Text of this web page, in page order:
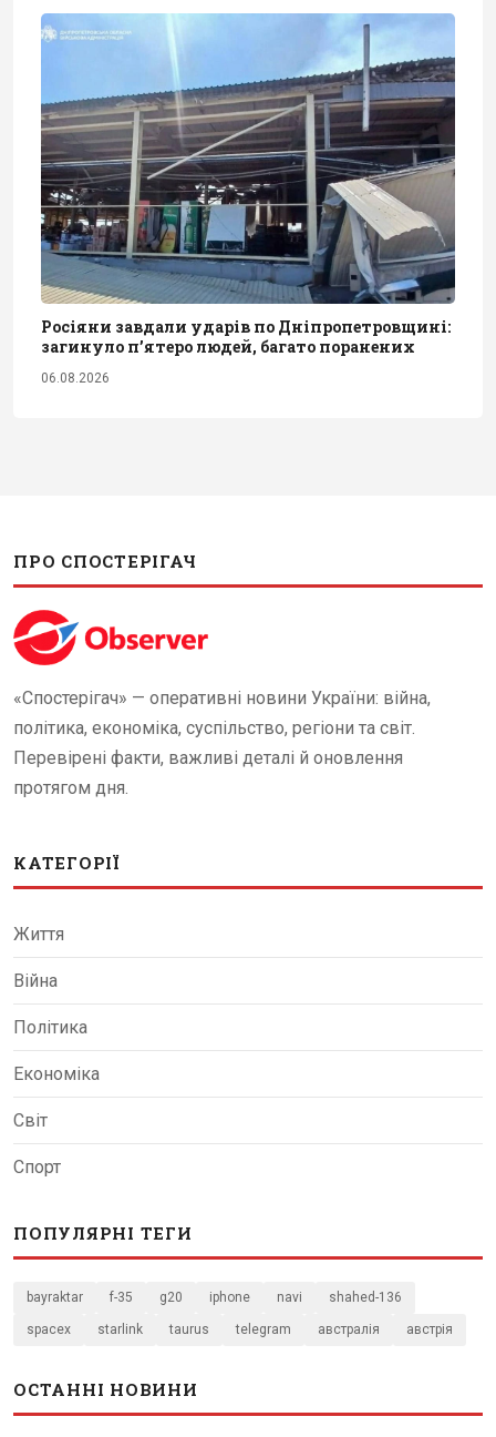
Росіяни завдали ударів по Дніпропетровщині:
загинуло пʼятеро людей, багато поранених
06.08.2026
ПРО СПОСТЕРІГАЧ
«Спостерігач» — оперативні новини України: війна,
політика, економіка, суспільство, регіони та світ.
Перевірені факти, важливі деталі й оновлення
протягом дня.
КАТЕГОРІЇ
Життя
Війна
Політика
Економіка
Світ
Спорт
ПОПУЛЯРНІ ТЕГИ
bayraktar f-35 g20 iphone navi shahed-136
spacex starlink taurus telegram австралія австрія
ОСТАННІ НОВИНИ